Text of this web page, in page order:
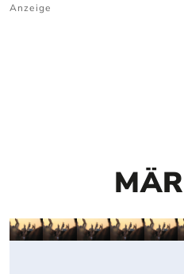
Anzeige